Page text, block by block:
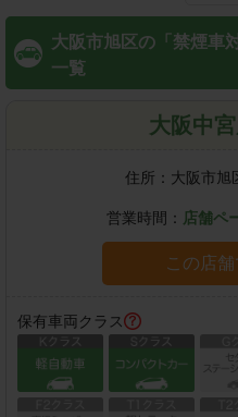
大阪市旭区の「禁煙車
一覧
大阪中
住所： 大阪市旭
営業時間： 店舗ペ
この店
保有車両クラス